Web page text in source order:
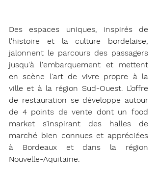
Des espaces uniques, inspirés de
l'histoire et la culture bordelaise,
jalonnent le parcours des passagers
jusqu'à l'embarquement et mettent
en scène l'art de vivre propre à la
ville et à la région Sud-Ouest. L’offre
de restauration se développe autour
de 4 points de vente dont un food
market s’inspirant des halles de
marché bien connues et appréciées
à Bordeaux et dans la région
Nouvelle-Aquitaine.